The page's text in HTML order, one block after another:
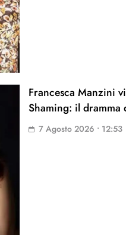
Francesca Manzini
Shaming: il dramma
7 Agosto 2026 • 12:53